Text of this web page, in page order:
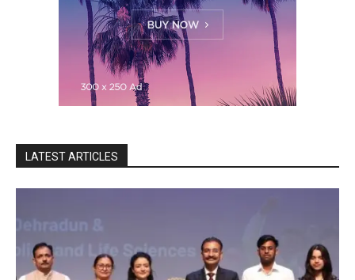
LATEST ARTICLES